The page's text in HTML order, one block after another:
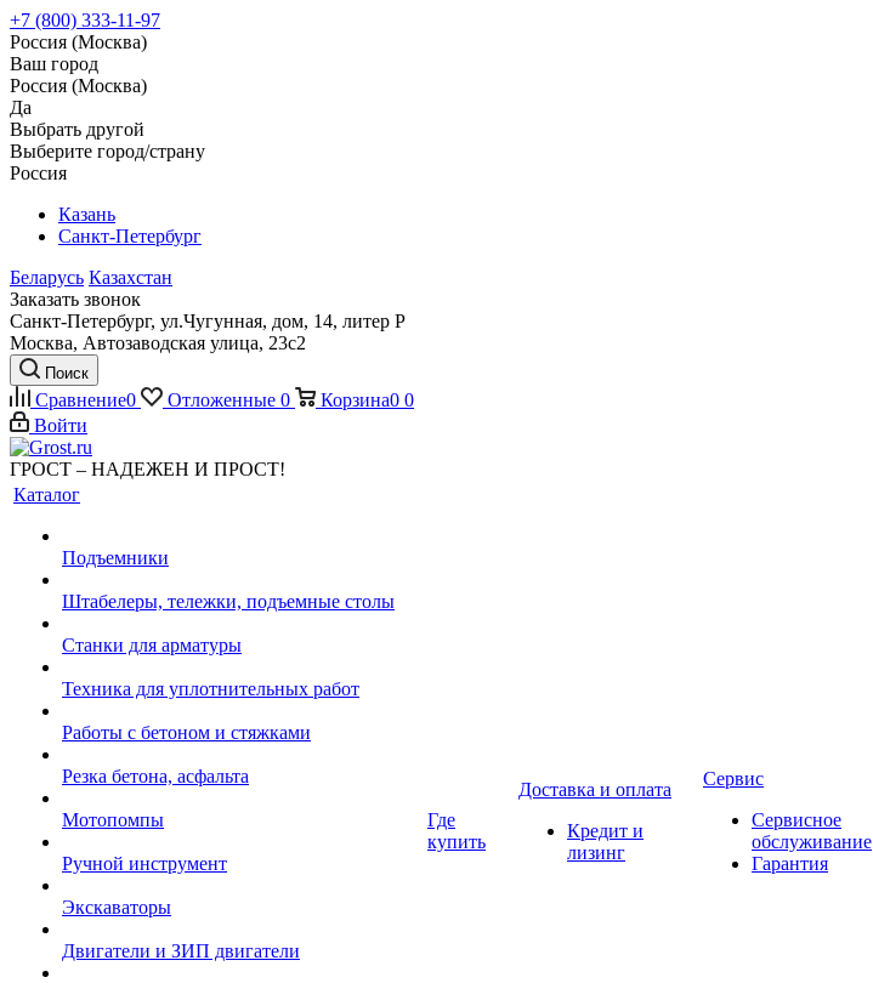
+7 (800) 333-11-97
Россия (Москва)
Ваш город
Россия (Москва)
Да
Выбрать другой
Выберите город/страну
Россия
Казань
Санкт-Петербург
Беларусь Казахстан
Заказать звонок
Санкт-Петербург, ул.Чугунная, дом, 14, литер Р
Москва, Автозаводская улица, 23с2
Поиск
Сравнение0 Отложенные 0 Корзина0 0
Войти
ГРОСТ – НАДЕЖЕН И ПРОСТ!
Каталог
Подъемники
Штабелеры, тележки, подъемные столы
Станки для арматуры
Техника для уплотнительных работ
Работы с бетоном и стяжками
Резка бетона, асфальта
Мотопомпы
Ручной инструмент
Экскаваторы
Двигатели и ЗИП двигатели
Где
купить
Доставка и оплата
Кредит и
лизинг
Сервис
Сервисное
обслуживание
Гарантия